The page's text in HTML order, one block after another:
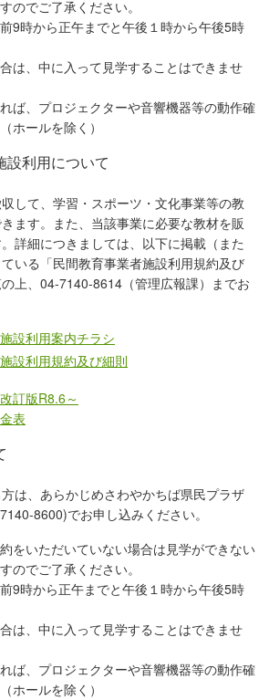
のでご了承ください。
9時から正午までと午後１時から午後5時
は、中に入って見学することはできませ
ば、プロジェクターや音響機器等の動作確
ホールを除く）
設利用について
して、学習・スポーツ・文化事業等の教
ます。また、当該事業に必要な教材を販
詳細につきましては、以下に掲載（また
いる「民間教育事業者施設利用規約及び
上、04-7140-8614（管理広報課）までお
設利用案内チラシ
設利用規約及び細則
訂版R8.6～
表
は、あらかじめさわやかちば県民プラザ
8600)でお申し込みください。
をいただいていない場合は見学ができない
のでご了承ください。
9時から正午までと午後１時から午後5時
は、中に入って見学することはできませ
ば、プロジェクターや音響機器等の動作確
ホールを除く）